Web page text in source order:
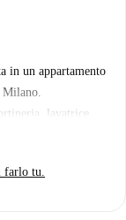
in un appartamento
Milano.
lavatrice
di riscaldamento e
parcheggio.
farlo tu.